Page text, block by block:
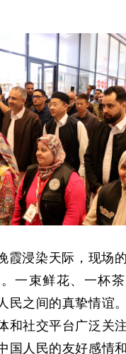
霞浸染天际，现场
一束鲜花、一杯
民之间的真挚情谊
和社交平台广泛关
国人民的友好感情